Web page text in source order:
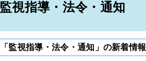
監視指導・法令・通知
「監視指導・法令・通知」の新着情報